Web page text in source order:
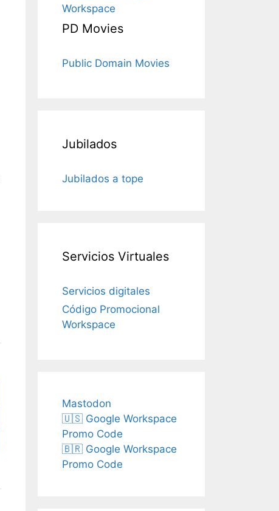
Workspace
PD Movies
Public Domain Movies
Jubilados
Jubilados a tope
Servicios Virtuales
Servicios digitales
Código Promocional
Workspace
Mastodon
🇺🇸 Google Workspace
Promo Code
🇧🇷 Google Workspace
Promo Code